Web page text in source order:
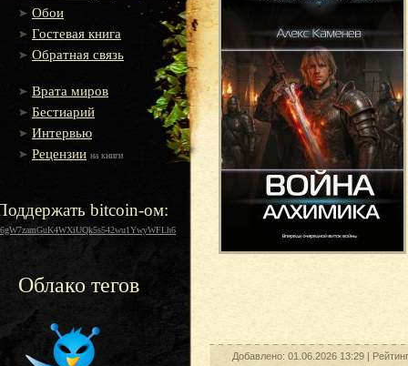
Обои
Гостевая книга
Обратная связь
Врата миров
Бестиарий
Интервью
Рецензии на книги
bitcoin-ом:
Облако тегов
Добавлено: 01.06.2026 13:29 |